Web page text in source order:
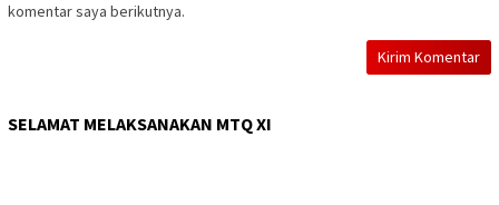
komentar saya berikutnya.
SELAMAT MELAKSANAKAN MTQ XI